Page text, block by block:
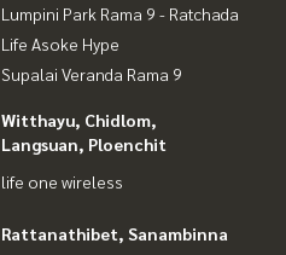
Lumpini Park Rama 9 - Ratchada
Life Asoke Hype
Supalai Veranda Rama 9
Witthayu, Chidlom,
Langsuan, Ploenchit
life one wireless
Rattanathibet, Sanambinna